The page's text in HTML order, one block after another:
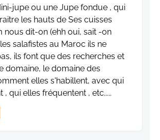
jupe ou une Jupe fondue , qui
les hauts de Ses cuisses
nous dit-on (ehh oui, sait -on
salafistes au Maroc ils ne
ils font que des recherches et
domaine, le domaine des
elles s'habillent, avec qui
, qui elles fréquentent , etc.....